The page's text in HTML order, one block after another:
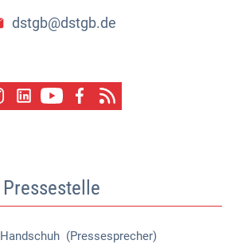
dstgb@dstgb.de
Pressestelle
Handschuh (Pressesprecher)
Alexander Handschuh